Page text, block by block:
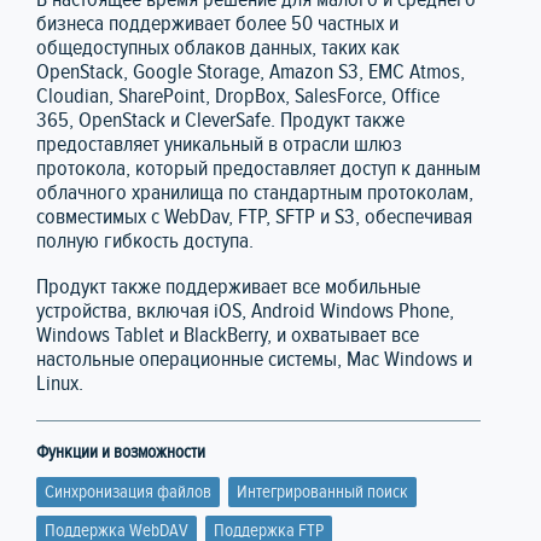
бизнеса поддерживает более 50 частных и
общедоступных облаков данных, таких как
OpenStack, Google Storage, Amazon S3, EMC Atmos,
Cloudian, SharePoint, DropBox, SalesForce, Office
365, OpenStack и CleverSafe. Продукт также
предоставляет уникальный в отрасли шлюз
протокола, который предоставляет доступ к данным
облачного хранилища по стандартным протоколам,
совместимых с WebDav, FTP, SFTP и S3, обеспечивая
полную гибкость доступа.
Продукт также поддерживает все мобильные
устройства, включая iOS, Android Windows Phone,
Windows Tablet и BlackBerry, и охватывает все
настольные операционные системы, Mac Windows и
Linux.
Функции и возможности
Синхронизация файлов
Интегрированный поиск
Поддержка WebDAV
Поддержка FTP